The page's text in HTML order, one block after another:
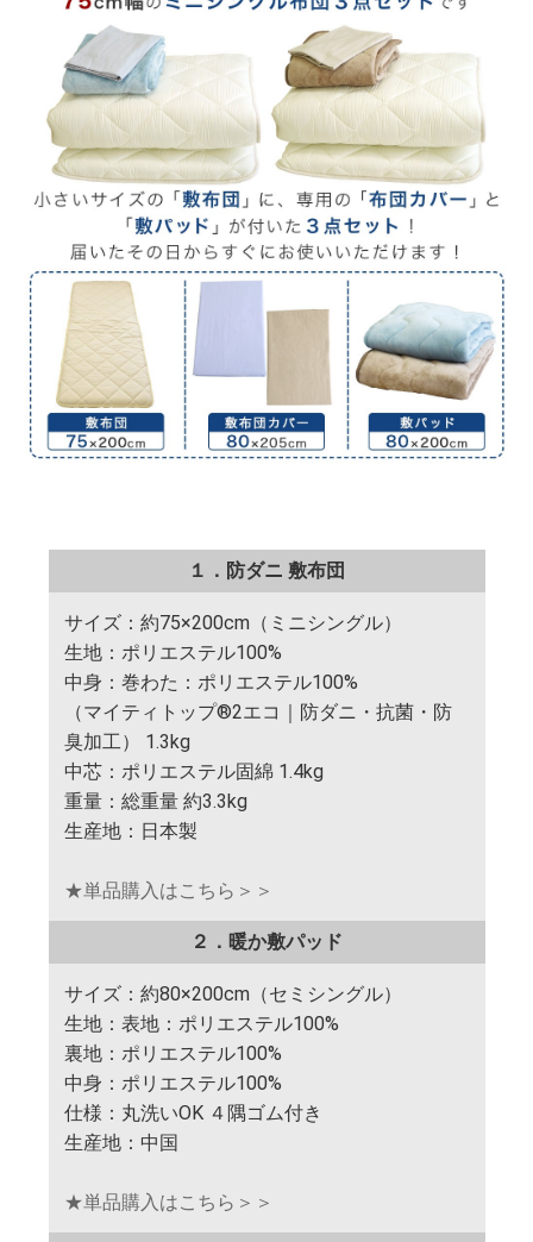
１．防ダニ 敷布団
サイズ：約75×200cm（ミニシングル）
生地：ポリエステル100%
中身：巻わた：ポリエステル100%
（マイティトップ®2エコ｜防ダニ・抗菌・防
臭加工） 1.3kg
中芯：ポリエステル固綿 1.4kg
重量：総重量 約3.3kg
生産地：日本製
★単品購入はこちら＞＞
２．暖か敷パッド
サイズ：約80×200cm（セミシングル）
生地：表地：ポリエステル100%
裏地：ポリエステル100%
中身：ポリエステル100%
仕様：丸洗いOK ４隅ゴム付き
生産地：中国
★単品購入はこちら＞＞